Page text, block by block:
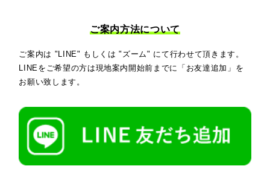
ご案内方法について
ご案内は "LINE" もしくは "ズーム" にて行わせて頂きます。
LINEをご希望の方は現地案内開始前までに「お友達追加」を
お願い致します。